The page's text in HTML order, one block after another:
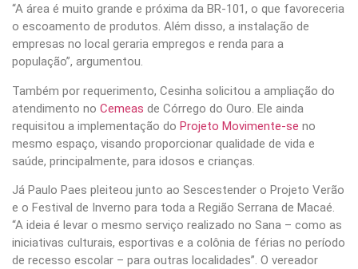
“A área é muito grande e próxima da BR-101, o que favoreceria
o escoamento de produtos. Além disso, a instalação de
empresas no local geraria empregos e renda para a
população”, argumentou.
Também por requerimento, Cesinha solicitou a ampliação do
atendimento no Cemeas de Córrego do Ouro. Ele ainda
requisitou a implementação do Projeto Movimente-se no
mesmo espaço, visando proporcionar qualidade de vida e
saúde, principalmente, para idosos e crianças.
Já Paulo Paes pleiteou junto ao Sescestender o Projeto Verão
e o Festival de Inverno para toda a Região Serrana de Macaé.
“A ideia é levar o mesmo serviço realizado no Sana – como as
iniciativas culturais, esportivas e a colônia de férias no período
de recesso escolar – para outras localidades”. O vereador